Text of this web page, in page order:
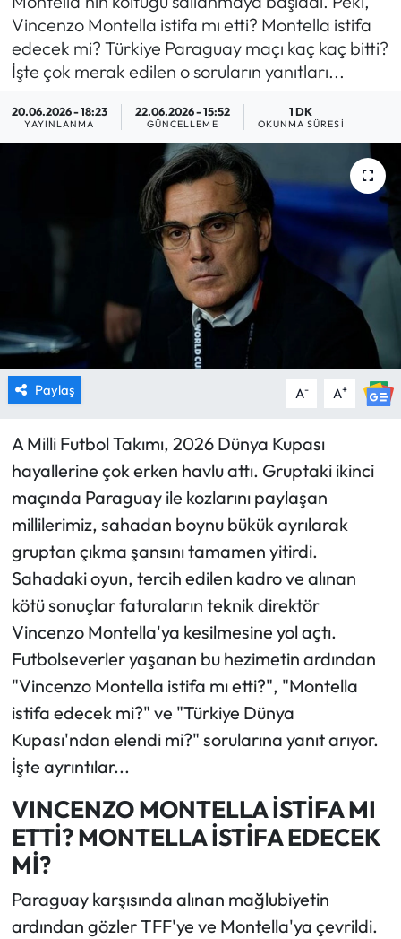
Vincenzo Montella istifa mı etti? Montella istifa
edecek mi? Türkiye Paraguay maçı kaç kaç bitti?
İşte çok merak edilen o soruların yanıtları...
20.06.2026 - 18:23
YAYINLANMA
22.06.2026 - 15:52
GÜNCELLEME
1 DK
OKUNMA SÜRESI
Paylaş A- A+
A Milli Futbol Takımı, 2026 Dünya Kupası
hayallerine çok erken havlu attı. Gruptaki ikinci
maçında Paraguay ile kozlarını paylaşan
millilerimiz, sahadan boynu bükük ayrılarak
gruptan çıkma şansını tamamen yitirdi.
Sahadaki oyun, tercih edilen kadro ve alınan
kötü sonuçlar faturaların teknik direktör
Vincenzo Montella'ya kesilmesine yol açtı.
Futbolseverler yaşanan bu hezimetin ardından
"Vincenzo Montella istifa mı etti?", "Montella
istifa edecek mi?" ve "Türkiye Dünya
Kupası'ndan elendi mi?" sorularına yanıt arıyor.
İşte ayrıntılar...
VINCENZO MONTELLA İSTİFA MI
ETTİ? MONTELLA İSTİFA EDECEK
Mİ?
Paraguay karşısında alınan mağlubiyetin
ardından gözler TFF'ye ve Montella'ya çevrildi.
SİYASET
SPOR
TARIM
RESMİ İLANLAR
HABER İLAN